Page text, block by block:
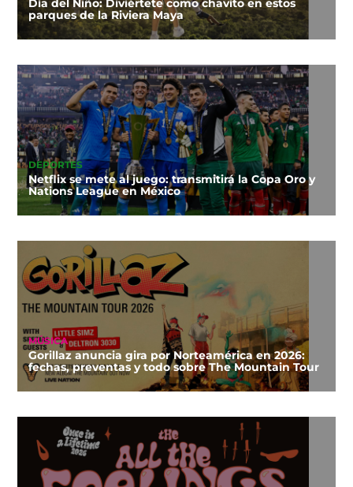
Día del Niño: Diviértete como chavito en estos
parques de la Riviera Maya
DEPORTES
Netflix se mete al juego: transmitirá la Copa Oro y
Nations League en México
MÚSICA
Gorillaz anuncia gira por Norteamérica en 2026:
fechas, preventas y todo sobre The Mountain Tour